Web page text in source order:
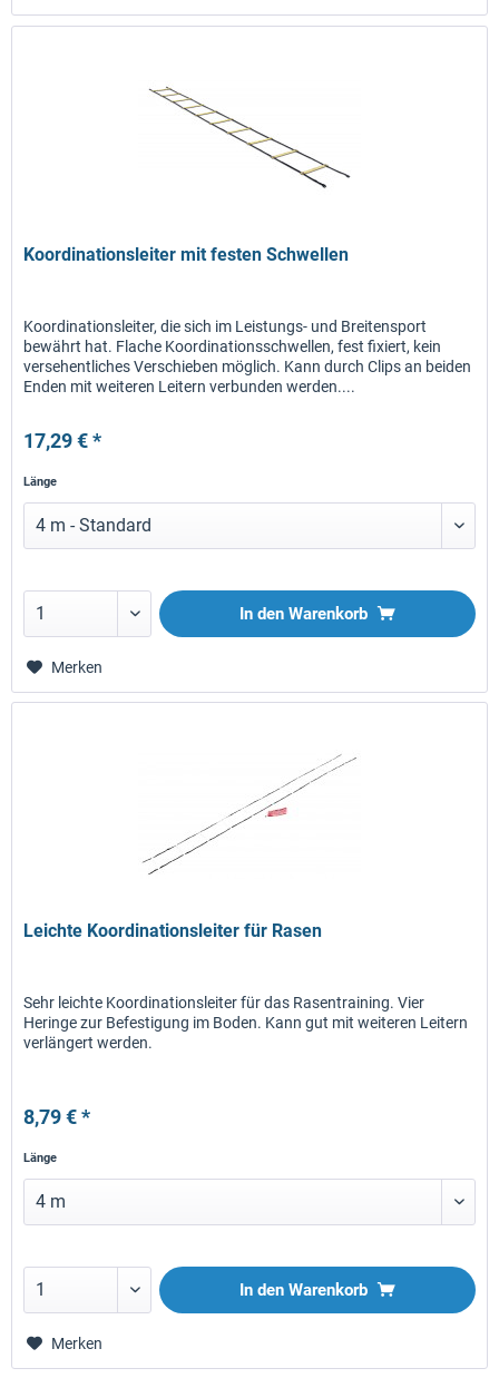
Koordinationsleiter mit festen Schwellen
Koordinationsleiter, die sich im Leistungs- und Breitensport
bewährt hat. Flache Koordinationsschwellen, fest fixiert, kein
versehentliches Verschieben möglich. Kann durch Clips an beiden
Enden mit weiteren Leitern verbunden werden....
17,29 € *
Länge
In den Warenkorb
Merken
Leichte Koordinationsleiter für Rasen
Sehr leichte Koordinationsleiter für das Rasentraining. Vier
Heringe zur Befestigung im Boden. Kann gut mit weiteren Leitern
verlängert werden.
8,79 € *
Länge
In den Warenkorb
Merken